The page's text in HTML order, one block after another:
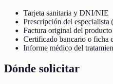
Tarjeta sanitaria y DNI/NIE
Prescripción del especialista
Factura original del
Certificado bancario o ficha
Informe médico del
Dónde solicitar